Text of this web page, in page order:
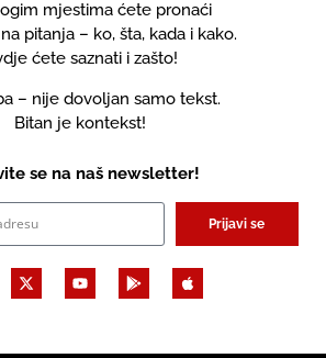
mjestima ćete pronaći
pitanja – ko, šta, kada i kako.
ćete saznati i zašto!
– nije dovoljan samo tekst.
Bitan je kontekst!
se na naš newsletter!
Prijavi se